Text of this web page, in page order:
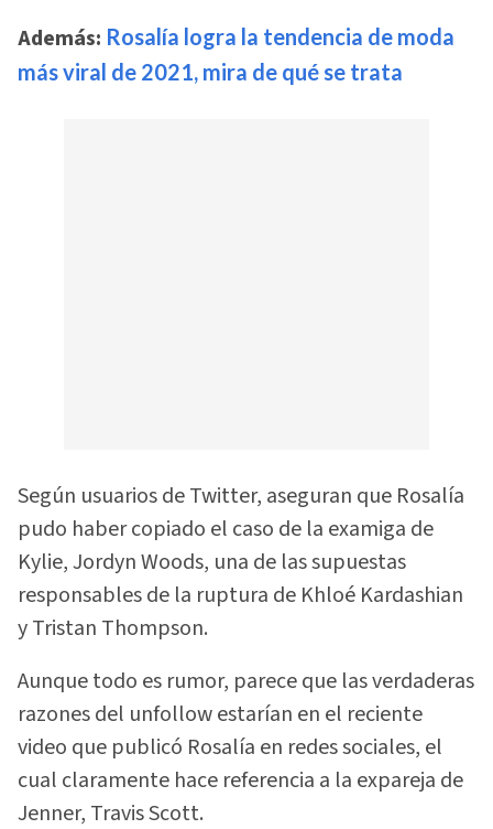
Además: Rosalía logra la tendencia de moda
más viral de 2021, mira de qué se trata
Según usuarios de Twitter, aseguran que Rosalía
pudo haber copiado el caso de la examiga de
Kylie, Jordyn Woods, una de las supuestas
responsables de la ruptura de Khloé Kardashian
y Tristan Thompson.
Aunque todo es rumor, parece que las verdaderas
razones del unfollow estarían en el reciente
video que publicó Rosalía en redes sociales, el
cual claramente hace referencia a la expareja de
Jenner, Travis Scott.